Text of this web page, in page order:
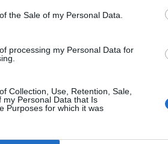
the Sale of my Personal Data.
processing my Personal Data for
Collection, Use, Retention, Sale,
my Personal Data that Is
Purposes for which it was
wrócą.